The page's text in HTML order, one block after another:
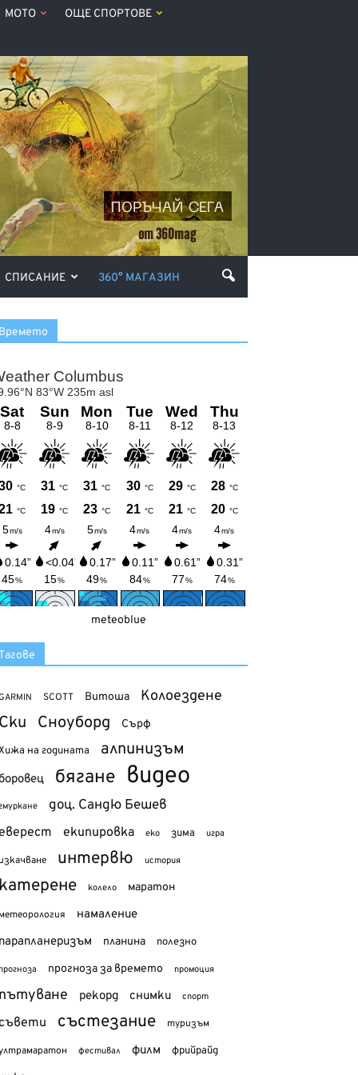
МОТО ОЩЕ СПОРТОВЕ
СПИСАНИЕ 360° МАГАЗИН
meteoblue
SCOTT Витоша Колоездене
Сноуборд Сърф
на годината алпинизъм
бягане видео
доц. Сандю Бешев
екипировка еко зима игра
интервю история
колело маратон
намаление
планина полезно
прогноза за времето промоция
рекорд снимки спорт
състезание туризъм
фестивал филм фрийрайд